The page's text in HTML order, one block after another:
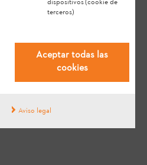
para nosotros
esta respuesta?
No
dispositivos(cookie de
terceros)
Aceptar todas las
cookies
Aviso legal